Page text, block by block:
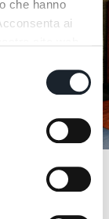
che hanno
ai